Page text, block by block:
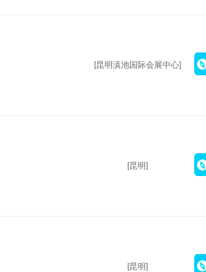
[昆明滇池国际会展中心]
[昆明]
[昆明]